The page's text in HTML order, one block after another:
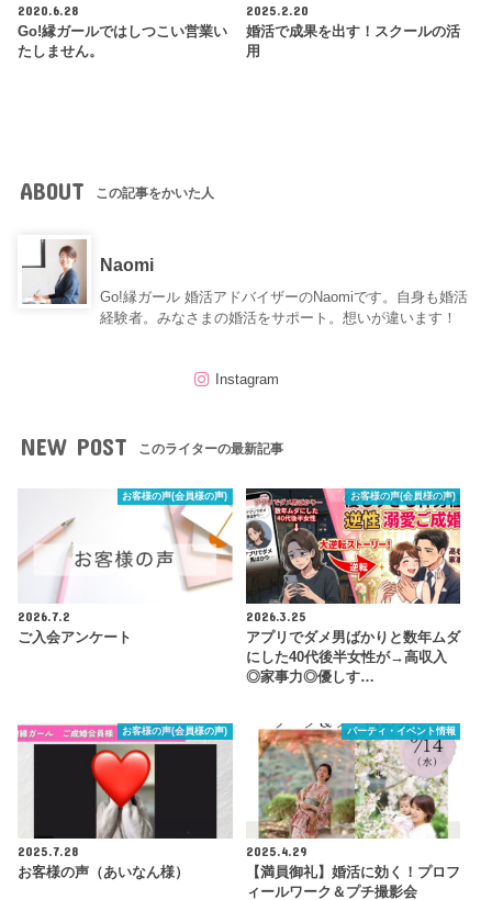
2020.6.28
Go!縁ガールではしつこい営業い
たしません。
2025.2.20
婚活で成果を出す！スクールの活
用
ABOUT この記事をかいた人
Naomi
Go!縁ガール 婚活アドバイザーのNaomiです。自身も婚活
経験者。みなさまの婚活をサポート。想いが違います！
Instagram
NEW POST このライターの最新記事
お客様の声(会員様の声)
2026.7.2
ご入会アンケート
お客様の声(会員様の声)
2026.3.25
アプリでダメ男ばかりと数年ムダ
にした40代後半女性が→高収入
◎家事力◎優しす…
お客様の声(会員様の声)
2025.7.28
お客様の声（あいなん様）
パーティ・イベント情報
2025.4.29
【満員御礼】婚活に効く！プロフ
ィールワーク＆プチ撮影会